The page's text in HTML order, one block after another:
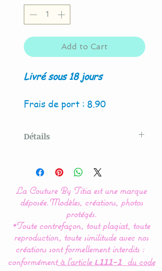
Add to Cart
Livré sous 18 jours
Frais de port : 8.90
Détails
Couture By Titia
Le tour de Lit est composé
de 3 coussins ( 60 x 45 cm)
: 1 pour la tête de lit et 2
autres pour les côtés.
Idéal pour les lits bébés de
La Couture By Titia est une marque
déposée.Modèles, créations, photos
protégés.
*Toute contrefaçon, tout plagiat, toute
reproduction, toute similitude avec nos
créations sont formellement interdits :
conformémentà l’article L111-1
du code